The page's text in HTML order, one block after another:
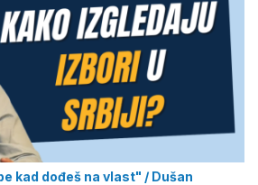
kad dođeš na vlast" / Dušan